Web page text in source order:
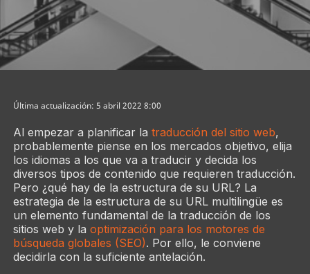
Última actualización: 5 abril 2022 8:00
Al empezar a planificar la traducción del sitio web,
probablemente piense en los mercados objetivo, elija
los idiomas a los que va a traducir y decida los
diversos tipos de contenido que requieren traducción.
Pero ¿qué hay de la estructura de su URL? La
estrategia de la estructura de su URL multilingüe es
un elemento fundamental de la traducción de los
sitios web y la optimización para los motores de
búsqueda globales (SEO). Por ello, le conviene
decidirla con la suficiente antelación.